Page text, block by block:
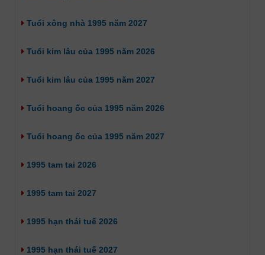
Tuổi xông nhà 1995 năm 2027
Tuổi kim lâu của 1995 năm 2026
Tuổi kim lâu của 1995 năm 2027
Tuổi hoang ốc của 1995 năm 2026
Tuổi hoang ốc của 1995 năm 2027
1995 tam tai 2026
1995 tam tai 2027
1995 hạn thái tuế 2026
1995 hạn thái tuế 2027